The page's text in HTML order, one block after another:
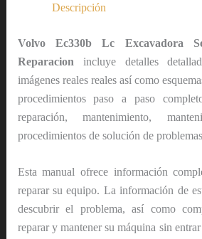
Descripción
Volvo Ec330b Lc Excavadora
Reparacion incluye detalles
imágenes reales reales así como
procedimientos paso a paso
reparación, mantenimiento,
procedimientos de solución de
Esta manual ofrece información
reparar su equipo. La información de
descubrir el problema, así como
reparar y mantener su máquina sin